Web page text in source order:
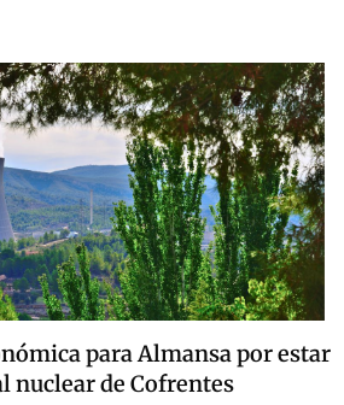
para Almansa por estar
nuclear de Cofrentes